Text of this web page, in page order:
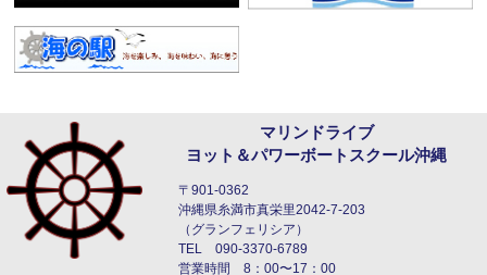
マリンドライブ
ヨット＆パワーボートスクール沖縄
〒901-0362
沖縄県糸満市真栄里2042-7-203
（グランフェリシア）
TEL 090-3370-6789
営業時間 8：00〜17：00